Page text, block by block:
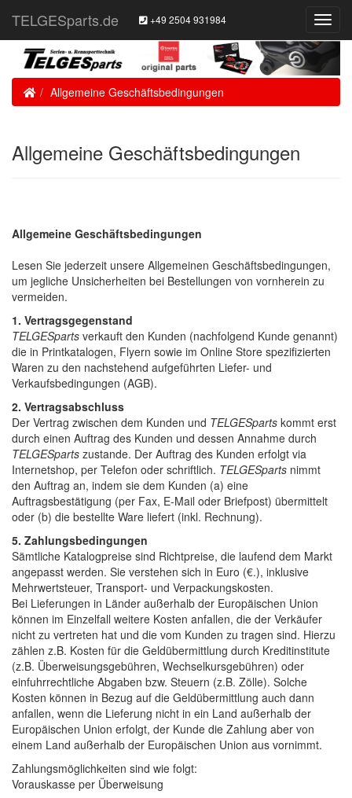
TELGESparts.de +49 2504 931984
HomeAllgemeine Geschäftsbedingungen
Allgemeine Geschäftsbedingungen
Allgemeine Geschäftsbedingungen
Lesen Sie jederzeit unsere Allgemeinen Geschäftsbedingungen,
um jegliche Unsicherheiten bei Bestellungen von vornherein zu
vermeiden.
1. Vertragsgegenstand
TELGESparts verkauft den Kunden (nachfolgend Kunde genannt)
die in Printkatalogen, Flyern sowie im Online Store spezifizierten
Waren zu den nachstehend aufgeführten Liefer- und
Verkaufsbedingungen (AGB).
2. Vertragsabschluss
Der Vertrag zwischen dem Kunden und TELGESparts kommt erst
durch einen Auftrag des Kunden und dessen Annahme durch
TELGESparts zustande. Der Auftrag des Kunden erfolgt via
Internetshop, per Telefon oder schriftlich. TELGESparts nimmt
den Auftrag an, indem sie dem Kunden (a) eine
Auftragsbestätigung (per Fax, E-Mail oder Briefpost) übermittelt
oder (b) die bestellte Ware liefert (inkl. Rechnung).
5. Zahlungsbedingungen
Sämtliche Katalogpreise sind Richtpreise, die laufend dem Markt
angepasst werden. Sie verstehen sich in Euro (€.), inklusive
Mehrwertsteuer, Transport- und Verpackungskosten.
Bei Lieferungen in Länder außerhalb der Europäischen Union
können im Einzelfall weitere Kosten anfallen, die der Verkäufer
nicht zu vertreten hat und die vom Kunden zu tragen sind. Hierzu
zählen z.B. Kosten für die Geldübermittlung durch Kreditinstitute
(z.B. Überweisungsgebühren, Wechselkursgebühren) oder
einfuhrrechtliche Abgaben bzw. Steuern (z.B. Zölle). Solche
Kosten können in Bezug auf die Geldübermittlung auch dann
anfallen, wenn die Lieferung nicht in ein Land außerhalb der
Europäischen Union erfolgt, der Kunde die Zahlung aber von
einem Land außerhalb der Europäischen Union aus vornimmt.
Zahlungsmöglichkeiten sind wie folgt:
Vorauskasse per Überweisung